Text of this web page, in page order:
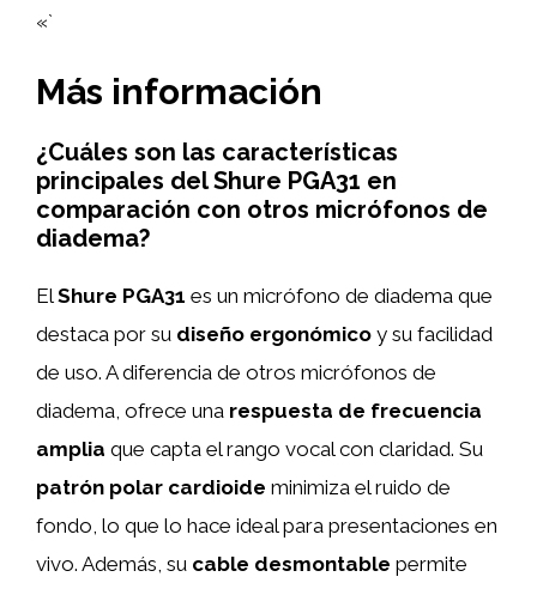
«`
Más información
¿Cuáles son las características
principales del Shure PGA31 en
comparación con otros micrófonos de
diadema?
ElShure PGA31 es un micrófono de diadema que
destaca por su diseño ergonómico y su facilidad
de uso. A diferencia de otros micrófonos de
diadema, ofrece una respuesta de frecuencia
amplia que capta el rango vocal con claridad. Su
patrón polar cardioide minimiza el ruido de
fondo, lo que lo hace ideal para presentaciones en
vivo. Además, su cable desmontable permite